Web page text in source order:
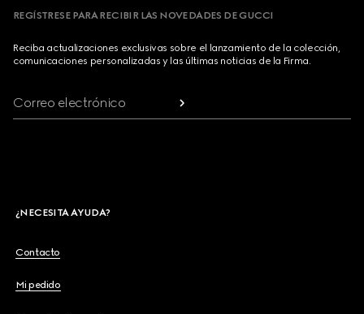
REGÍSTRESE PARA RECIBIR LAS NOVEDADES DE GUCCI
Reciba actualizaciones exclusivas sobre el lanzamiento de la colección,
comunicaciones personalizadas y las últimas noticias de la Firma.
Correo electrónico
¿NECESITA AYUDA?
Contacto
Mi pedido